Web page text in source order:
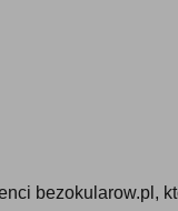
bezokularow.pl,